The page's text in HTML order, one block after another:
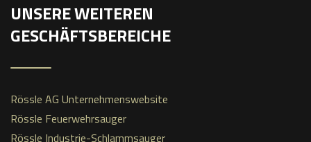
UNSERE WEITEREN
GESCHÄFTSBEREICHE
Rössle AG Unternehmenswebsite
Rössle Feuerwehrsauger
Rössle Industrie-Schlammsauger